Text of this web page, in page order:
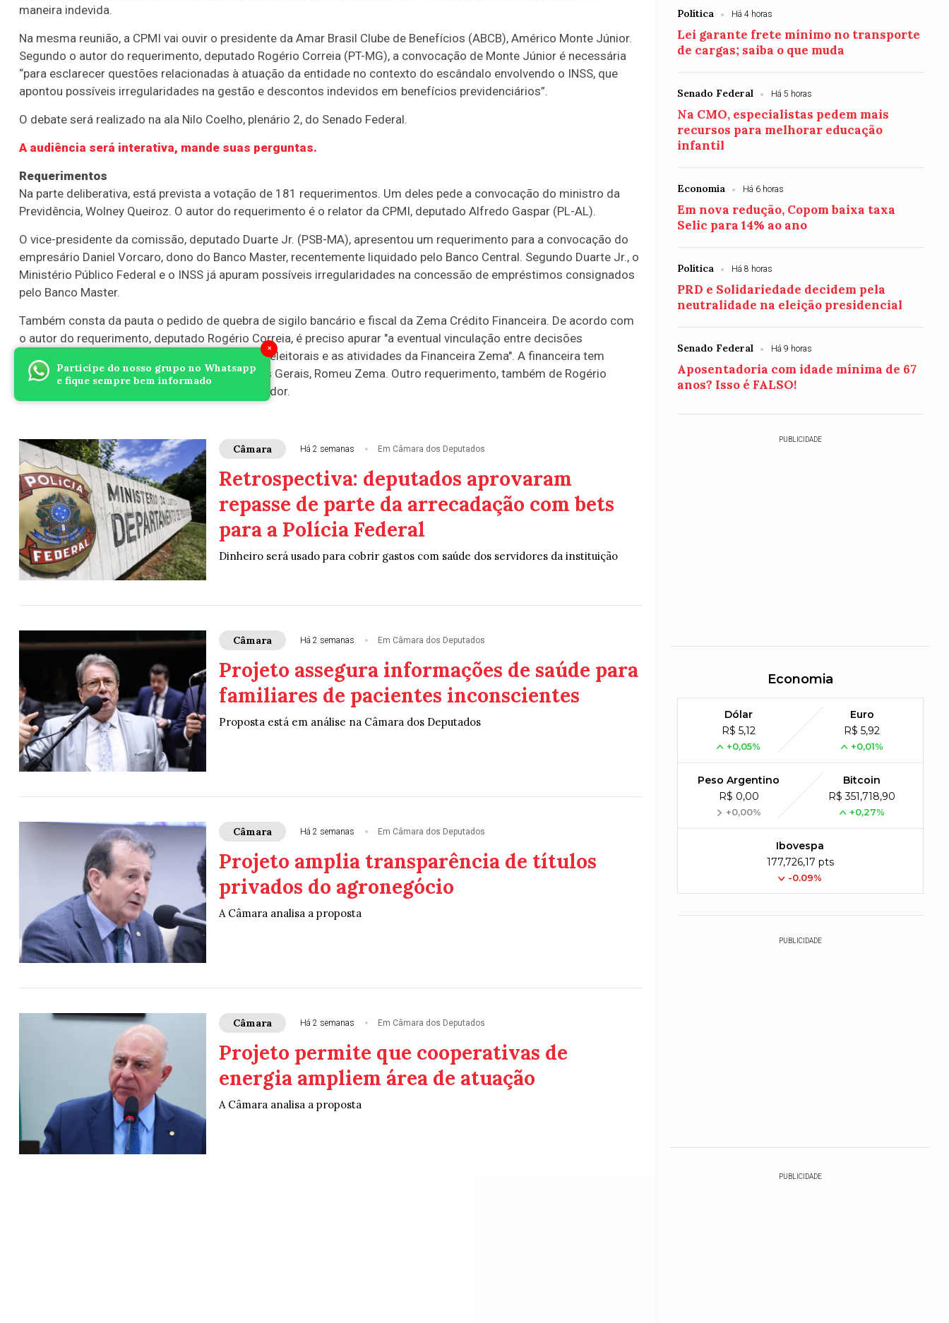
×
Participe do nosso grupo no Whatsapp
e fique sempre bem informado
maneira indevida.
Na mesma reunião, a CPMI vai ouvir o presidente da Amar Brasil Clube de Benefícios (ABCB), Américo Monte Júnior.
Segundo o autor do requerimento, deputado Rogério Correia (PT-MG), a convocação de Monte Júnior é necessária
“para esclarecer questões relacionadas à atuação da entidade no contexto do escândalo envolvendo o INSS, que
apontou possíveis irregularidades na gestão e descontos indevidos em benefícios previdenciários”.
O debate será realizado na ala Nilo Coelho, plenário 2, do Senado Federal.
A audiência será interativa, mande suas perguntas.
Requerimentos
Na parte deliberativa, está prevista a votação de 181 requerimentos. Um deles pede a convocação do ministro da
Previdência, Wolney Queiroz. O autor do requerimento é o relator da CPMI, deputado Alfredo Gaspar (PL-AL).
O vice-presidente da comissão, deputado Duarte Jr. (PSB-MA), apresentou um requerimento para a convocação do
empresário Daniel Vorcaro, dono do Banco Master, recentemente liquidado pelo Banco Central. Segundo Duarte Jr., o
Ministério Público Federal e o INSS já apuram possíveis irregularidades na concessão de empréstimos consignados
pelo Banco Master.
Também consta da pauta o pedido de quebra de sigilo bancário e fiscal da Zema Crédito Financeira. De acordo com
o autor do requerimento, deputado Rogério Correia, é preciso apurar "a eventual vinculação entre decisões
administrativas do governo federal, interesses eleitorais e as atividades da Financeira Zema". A financeira tem
ligações com a família do governador de Minas Gerais, Romeu Zema. Outro requerimento, também de Rogério
Correia, pede a convocação do próprio governador.
Câmara Há 2 semanas Em Câmara dos Deputados
Retrospectiva: deputados aprovaram
repasse de parte da arrecadação com bets
para a Polícia Federal
Dinheiro será usado para cobrir gastos com saúde dos servidores da instituição
Câmara Há 2 semanas Em Câmara dos Deputados
Projeto assegura informações de saúde para
familiares de pacientes inconscientes
Proposta está em análise na Câmara dos Deputados
Câmara Há 2 semanas Em Câmara dos Deputados
Projeto amplia transparência de títulos
privados do agronegócio
A Câmara analisa a proposta
Câmara Há 2 semanas Em Câmara dos Deputados
Projeto permite que cooperativas de
energia ampliem área de atuação
A Câmara analisa a proposta
Política Há 4 horas
Lei garante frete mínimo no transporte
de cargas; saiba o que muda
Senado Federal Há 5 horas
Na CMO, especialistas pedem mais
recursos para melhorar educação
infantil
Economia Há 6 horas
Em nova redução, Copom baixa taxa
Selic para 14% ao ano
Política Há 8 horas
PRD e Solidariedade decidem pela
neutralidade na eleição presidencial
Senado Federal Há 9 horas
Aposentadoria com idade mínima de 67
anos? Isso é FALSO!
PUBLICIDADE
Economia
Dólar
R$ 5,12
+0,05%
Euro
R$ 5,92
+0,01%
Peso Argentino
R$ 0,00
+0,00%
Bitcoin
R$ 351,718,90
+0,27%
Ibovespa
177,726,17 pts
-0.09%
PUBLICIDADE
PUBLICIDADE